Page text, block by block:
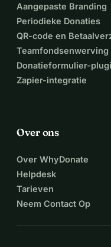
Aangepaste Branding
Periodieke Donaties
QR-code en
Teamfondsenwerving
Donatieformulier-
Zapier-integratie
Over ons
Over WhyDonate
Helpdesk
Tarieven
Neem Contact Op